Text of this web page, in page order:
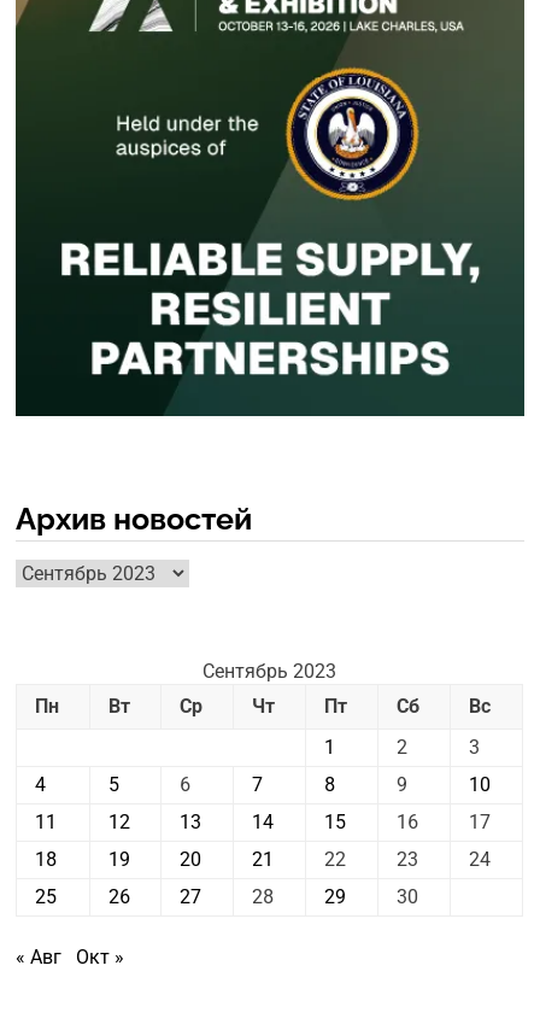
Архив новостей
Архив
новостей
Сентябрь 2023
Пн
Вт Ср Чт Пт Сб
Вс
1
2
3
4
5 6 7 8 9
10
11
12 13 14 15 16
17
18
19 20 21 22 23
24
25
26 27 28 29 30
« Авг Окт »